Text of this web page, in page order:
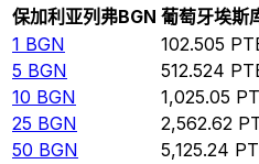
保加利亚列弗BGN 葡萄牙埃斯
1 BGN 102.505
5 BGN 512.524
10 BGN 1,025.05
25 BGN 2,562.62
50 BGN 5,125.24